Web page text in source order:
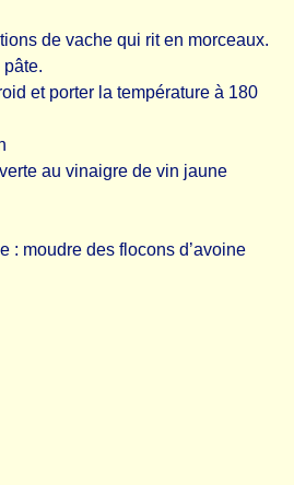
de vache qui rit en morceaux.
et porter la température à 180
au vinaigre de vin jaune
: moudre des flocons d’avoine